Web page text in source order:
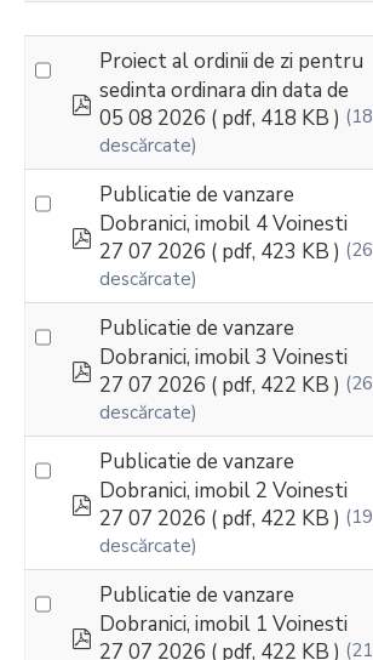
pdf
Proiect al ordinii de zi pentru
sedinta ordinara din data de
05 08 2026 ( pdf, 418 KB ) (18
descărcate)
pdf
Publicatie de vanzare
Dobranici, imobil 4 Voinesti
27 07 2026 ( pdf, 423 KB ) (26
descărcate)
pdf
Publicatie de vanzare
Dobranici, imobil 3 Voinesti
27 07 2026 ( pdf, 422 KB ) (26
descărcate)
pdf
Publicatie de vanzare
Dobranici, imobil 2 Voinesti
27 07 2026 ( pdf, 422 KB ) (19
descărcate)
pdf
Publicatie de vanzare
Dobranici, imobil 1 Voinesti
27 07 2026 ( pdf, 422 KB ) (21